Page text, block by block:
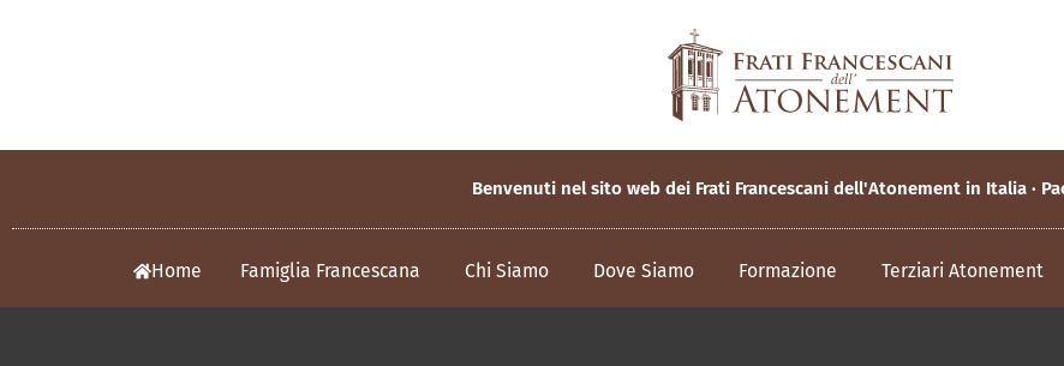
Benvenuti nel sito web dei Frati Francescani dell'Atonement in Italia ·
Home Famiglia Francescana Chi Siamo Dove Siamo Formazione Terziari Atonement